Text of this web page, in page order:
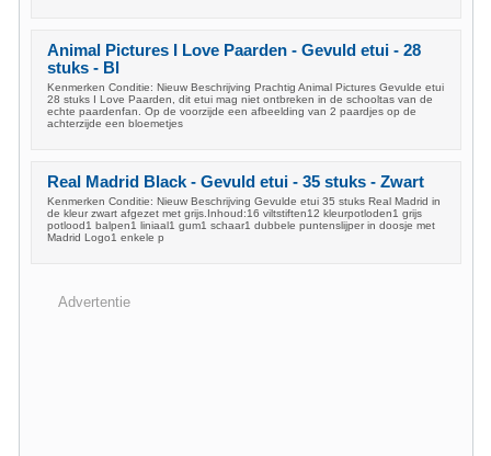
Animal Pictures I Love Paarden - Gevuld etui - 28
stuks - Bl
Kenmerken Conditie: Nieuw Beschrijving Prachtig Animal Pictures Gevulde etui
28 stuks I Love Paarden, dit etui mag niet ontbreken in de schooltas van de
echte paardenfan. Op de voorzijde een afbeelding van 2 paardjes op de
achterzijde een bloemetjes
Real Madrid Black - Gevuld etui - 35 stuks - Zwart
Kenmerken Conditie: Nieuw Beschrijving Gevulde etui 35 stuks Real Madrid in
de kleur zwart afgezet met grijs.Inhoud:16 viltstiften12 kleurpotloden1 grijs
potlood1 balpen1 liniaal1 gum1 schaar1 dubbele puntenslijper in doosje met
Madrid Logo1 enkele p
Advertentie